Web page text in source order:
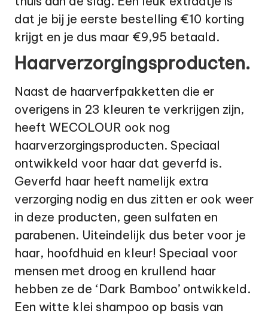
dat je bij je eerste bestelling €10 korting
krijgt en je dus maar €9,95 betaald.
Haarverzorgingsproducten.
Naast de haarverfpakketten die er
overigens in 23 kleuren te verkrijgen zijn,
heeft WECOLOUR ook nog
haarverzorgingsproducten. Speciaal
ontwikkeld voor haar dat geverfd is.
Geverfd haar heeft namelijk extra
verzorging nodig en dus zitten er ook weer
in deze producten, geen sulfaten en
parabenen. Uiteindelijk dus beter voor je
haar, hoofdhuid en kleur! Speciaal voor
mensen met droog en krullend haar
hebben ze de ‘Dark Bamboo’ ontwikkeld.
Een witte klei shampoo op basis van